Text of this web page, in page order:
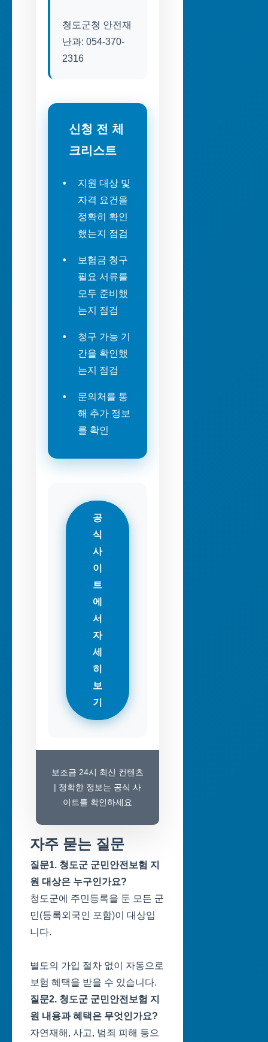
청도군청 안전재
난과: 054-370-
2316
신청 전 체
크리스트
지원 대상 및
자격 요건을
정확히 확인
했는지 점검
보험금 청구
필요 서류를
모두 준비했
는지 점검
청구 가능 기
간을 확인했
는지 점검
문의처를 통
해 추가 정보
를 확인
공
식
사
이
트
에
서
자
세
히
보
기
보조금 24시 최신 컨텐츠
| 정확한 정보는 공식 사
이트를 확인하세요
자주 묻는 질문
질문1. 청도군 군민안전보험 지
원 대상은 누구인가요?
청도군에 주민등록을 둔 모든 군
민(등록외국인 포함)이 대상입
니다.
별도의 가입 절차 없이 자동으로
보험 혜택을 받을 수 있습니다.
질문2. 청도군 군민안전보험 지
원 내용과 혜택은 무엇인가요?
자연재해, 사고, 범죄 피해 등으